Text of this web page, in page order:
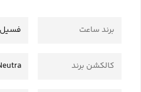
برند ساعت فسیل
کالکشن برند